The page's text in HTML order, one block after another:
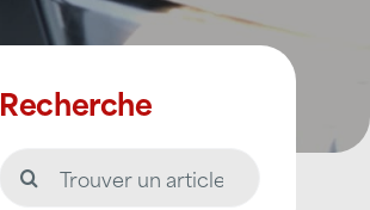
Recherche
Rechercher: